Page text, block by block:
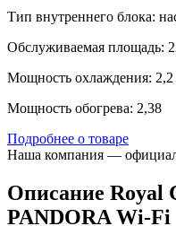
Тип внутреннего блока:
Обслуживаемая площадь:
Мощность охлаждения: 2,2
Мощность обогрева: 2,38
Подробнее о товаре
Наша компания —
Описание Royal
PANDORA Wi-Fi